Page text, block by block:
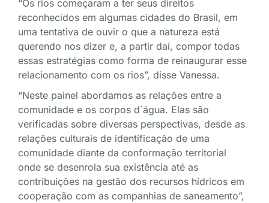
“Os rios começaram a ter seus direitos
reconhecidos em algumas cidades do Brasil, em
uma tentativa de ouvir o que a natureza está
querendo nos dizer e, a partir daí, compor todas
essas estratégias como forma de reinaugurar esse
relacionamento com os rios”, disse Vanessa.
“Neste painel abordamos as relações entre a
comunidade e os corpos d´água. Elas são
verificadas sobre diversas perspectivas, desde as
relações culturais de identificação de uma
comunidade diante da conformação territorial
onde se desenrola sua existência até as
contribuições na gestão dos recursos hídricos em
cooperação com as companhias de saneamento”,